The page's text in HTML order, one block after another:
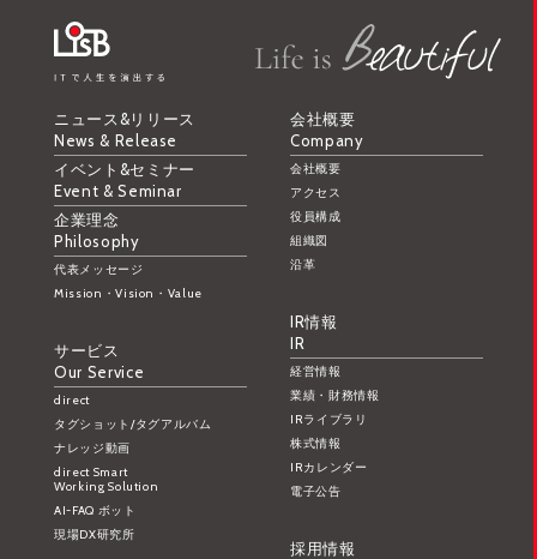
ニュース&リリース
News & Release
イベント&セミナー
Event & Seminar
企業理念
Philosophy
代表メッセージ
Mission・Vision・Value
サービス
Our Service
direct
タグショット/タグアルバム
ナレッジ動画
direct Smart
Working Solution
AI-FAQ ボット
現場DX研究所
会社概要
Company
会社概要
アクセス
役員構成
組織図
沿革
IR情報
IR
経営情報
業績・財務情報
IRライブラリ
株式情報
IRカレンダー
電子公告
採用情報